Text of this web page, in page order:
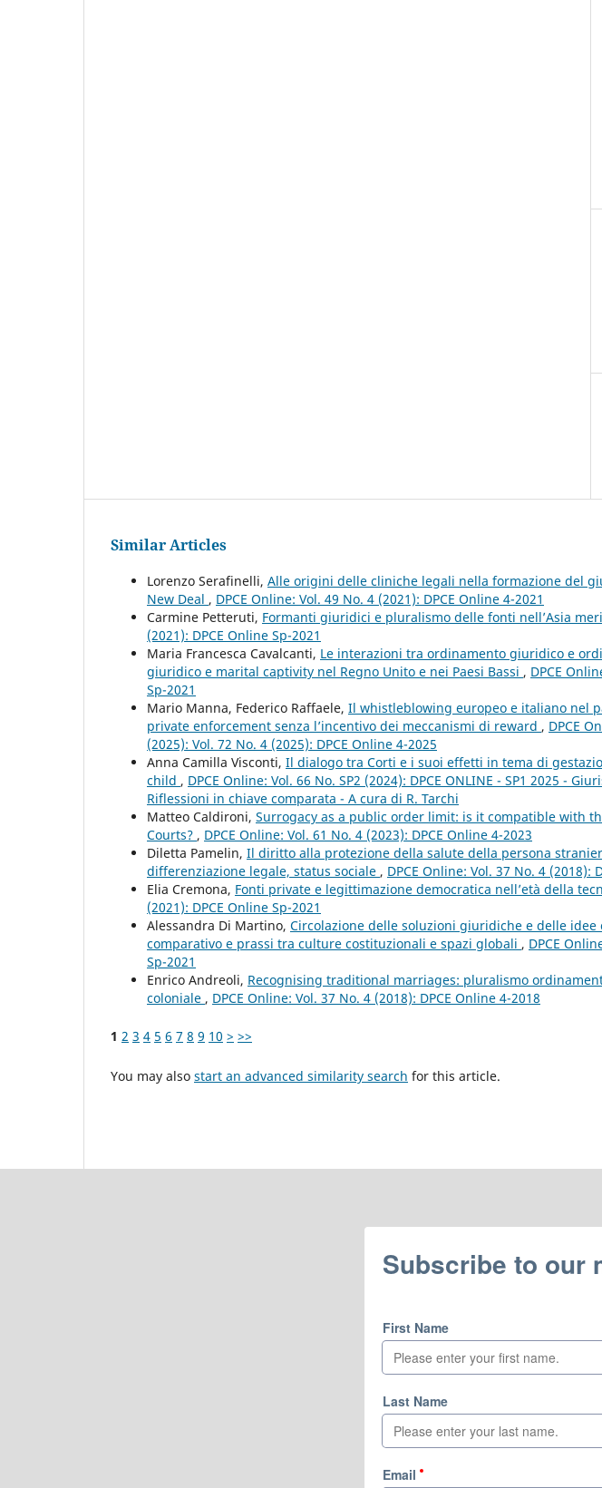
Similar Articles
Lorenzo Serafinelli, Alle origini delle cliniche legali nella formazione del
New Deal , DPCE Online: Vol. 49 No. 4 (2021): DPCE Online 4-2021
Carmine Petteruti, Formanti giuridici e pluralismo delle fonti nell’Asia
(2021): DPCE Online Sp-2021
Maria Francesca Cavalcanti, Le interazioni tra ordinamento giuridico e
giuridico e marital captivity nel Regno Unito e nei Paesi Bassi , DPCE
Sp-2021
Mario Manna, Federico Raffaele, Il whistleblowing europeo e italiano nel
private enforcement senza l’incentivo dei meccanismi di reward , DPCE
(2025): Vol. 72 No. 4 (2025): DPCE Online 4-2025
Anna Camilla Visconti, Il dialogo tra Corti e i suoi effetti in tema di
child , DPCE Online: Vol. 66 No. SP2 (2024): DPCE ONLINE - SP1 2025 -
Riflessioni in chiave comparata - A cura di R. Tarchi
Matteo Caldironi, Surrogacy as a public order limit: is it compatible with
Courts? , DPCE Online: Vol. 61 No. 4 (2023): DPCE Online 4-2023
Diletta Pamelin, Il diritto alla protezione della salute della persona
differenziazione legale, status sociale , DPCE Online: Vol. 37 No. 4 (2018):
Elia Cremona, Fonti private e legittimazione democratica nell’età della
(2021): DPCE Online Sp-2021
Alessandra Di Martino, Circolazione delle soluzioni giuridiche e delle
comparativo e prassi tra culture costituzionali e spazi globali , DPCE
Sp-2021
Enrico Andreoli, Recognising traditional marriages: pluralismo
coloniale , DPCE Online: Vol. 37 No. 4 (2018): DPCE Online 4-2018
1 2 3 4 5 6 7 8 9 10 > >>
You may also start an advanced similarity search for this article.